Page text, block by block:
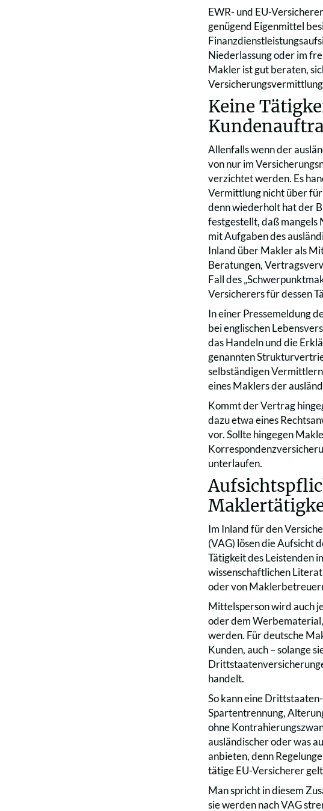
EWR- und EU-
genügend Eigenmittel
Niederlassung oder im
Makler ist gut beraten,
Keine
Allenfalls wenn der
von nur im
verzichtet werden. Es
Vermittlung nicht über
denn wiederholt hat der
festgestellt, daß mangels
mit Aufgaben des
Inland über Makler als
Beratungen,
Fall des
Versicherers für dessen
In einer Pressemeldung
bei englischen
das Handeln und die
genannten
selbständigen
eines Maklers der
Kommt der Vertrag
dazu etwa eines
vor. Sollte hingegen
unterlaufen.
Im Inland für den
(VAG) lösen die Aufsicht
Tätigkeit des Leistenden
wissenschaftlichen
oder von
Mittelsperson wird auch
oder dem
werden. Für deutsche
Kunden, auch – solange
handelt.
So kann eine
Spartentrennung,
ohne
ausländischer oder was
anbieten, denn
tätige EU-Versicherer
Man spricht in diesem
sie werden nach VAG